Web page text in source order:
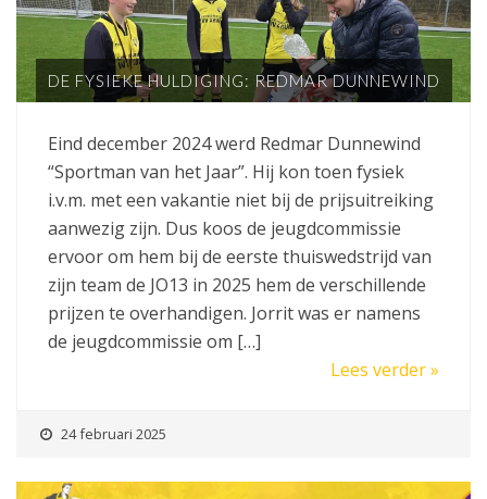
DE FYSIEKE HULDIGING: REDMAR DUNNEWIND
Eind december 2024 werd Redmar Dunnewind
“Sportman van het Jaar”. Hij kon toen fysiek
i.v.m. met een vakantie niet bij de prijsuitreiking
aanwezig zijn. Dus koos de jeugdcommissie
ervoor om hem bij de eerste thuiswedstrijd van
zijn team de JO13 in 2025 hem de verschillende
prijzen te overhandigen. Jorrit was er namens
de jeugdcommissie om […]
Lees verder »
24 februari 2025